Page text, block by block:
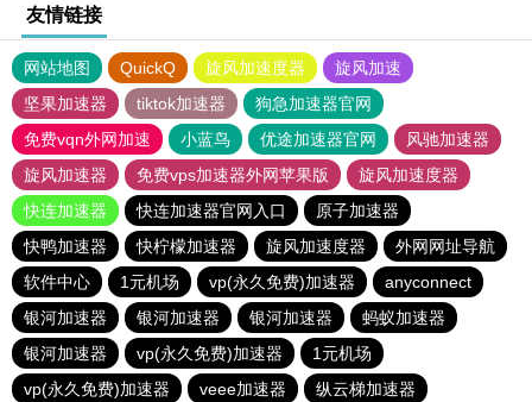
友情链接
网站地图 QuickQ 旋风加速度器
旋风加速
坚果加速器
tiktok加速器
狗急加速器官网
免费vqn外网加速
小蓝鸟 优途加速器官网
风驰加速器
旋风加速器
免费vps加速器外网苹果版
旋风加速度器
快连加速器
快连加速器官网入口
原子加速器
快鸭加速器
快柠檬加速器 旋风加速度器
外网网址导航
软件中心
1元机场 vp(永久免费)加速器
anyconnect
银河加速器
银河加速器 银河加速器
蚂蚁加速器
银河加速器
vp(永久免费)加速器
1元机场
vp(永久免费)加速器
veee加速器
纵云梯加速器